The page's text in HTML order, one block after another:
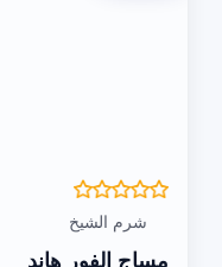
شرم الشيخ
مساج الفور هاند